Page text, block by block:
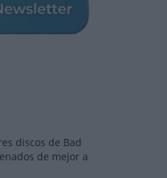
discos de Bad
de mejor a